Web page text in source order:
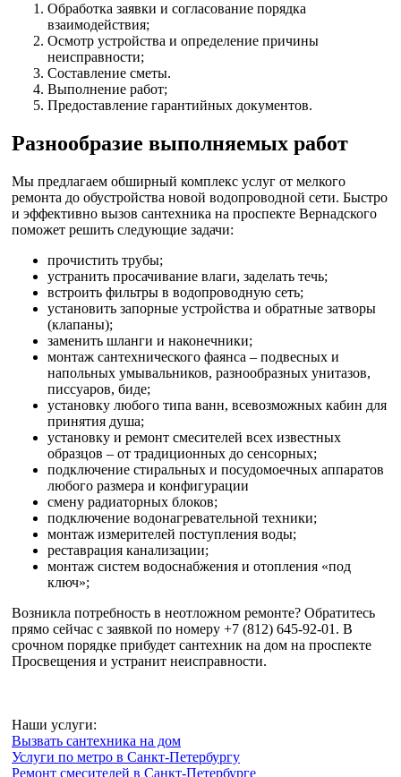
Обработка заявки и согласование порядка
взаимодействия;
Осмотр устройства и определение причины
неисправности;
Составление сметы.
Выполнение работ;
Предоставление гарантийных документов.
Разнообразие выполняемых работ
Мы предлагаем обширный комплекс услуг от мелкого
ремонта до обустройства новой водопроводной сети. Быстро
и эффективно вызов сантехника на проспекте Вернадского
поможет решить следующие задачи:
прочистить трубы;
устранить просачивание влаги, заделать течь;
встроить фильтры в водопроводную сеть;
установить запорные устройства и обратные затворы
(клапаны);
заменить шланги и наконечники;
монтаж сантехнического фаянса – подвесных и
напольных умывальников, разнообразных унитазов,
писсуаров, биде;
установку любого типа ванн, всевозможных кабин для
принятия душа;
установку и ремонт смесителей всех известных
образцов – от традиционных до сенсорных;
подключение стиральных и посудомоечных аппаратов
любого размера и конфигурации
смену радиаторных блоков;
подключение водонагревательной техники;
монтаж измерителей поступления воды;
реставрация канализации;
монтаж систем водоснабжения и отопления «под
ключ»;
Возникла потребность в неотложном ремонте? Обратитесь
прямо сейчас с заявкой по номеру +7 (812) 645-92-01. В
срочном порядке прибудет сантехник на дом на проспекте
Просвещения и устранит неисправности.
Наши услуги:
Вызвать сантехника на дом
Услуги по метро в Санкт-Петербургу
Ремонт смесителей в Санкт-Петербурге